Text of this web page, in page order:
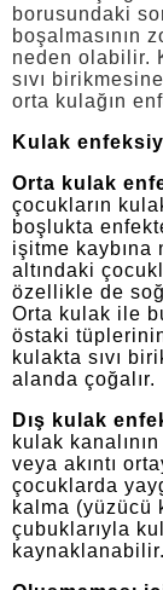
borusundaki
boşalmasının
neden olabilir.
sıvı
orta kulağın
Kulak
Orta kulak
çocukların
boşlukta
işitme kaybına
altındaki
özellikle de
Orta kulak ile
östaki
kulakta sıvı
alanda çoğalır.
Dış kulak
kulak
veya akıntı
çocuklarda
kalma (yüzücü
çubuklarıyla
kaynaklanabilir.